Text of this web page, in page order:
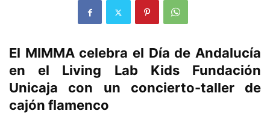
El MIMMA celebra el Día de Andalucía
en el Living Lab Kids Fundación
Unicaja con un concierto-taller de
cajón flamenco